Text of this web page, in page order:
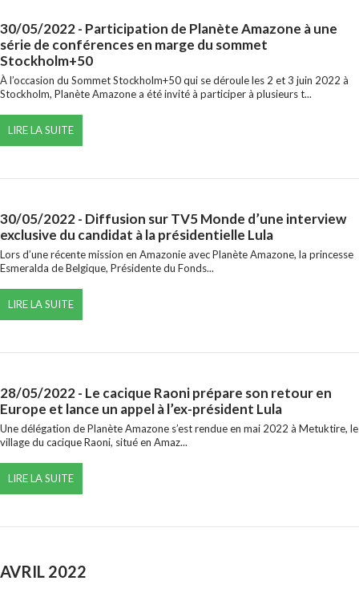
30/05/2022- Participation de Planète Amazone à une
série de conférences en marge du sommet
Stockholm+50
À l’occasion du Sommet Stockholm+50 qui se déroule les 2 et 3 juin 2022 à
Stockholm, Planète Amazone a été invité à participer à plusieurs t...
LIRE LA SUITE
30/05/2022- Diffusion sur TV5 Monde d’une interview
exclusive du candidat à la présidentielle Lula
Lors d’une récente mission en Amazonie avec Planète Amazone, la princesse
Esmeralda de Belgique, Présidente du Fonds...
LIRE LA SUITE
28/05/2022- Le cacique Raoni prépare son retour en
Europe et lance un appel à l’ex-président Lula
Une délégation de Planète Amazone s’est rendue en mai 2022 à Metuktire, le
village du cacique Raoni, situé en Amaz...
LIRE LA SUITE
AVRIL 2022